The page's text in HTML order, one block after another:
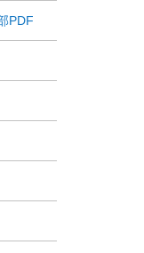
PDF